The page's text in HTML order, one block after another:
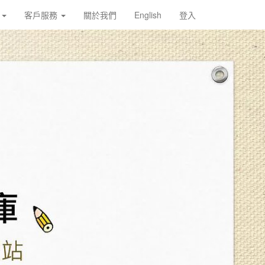
客戶服務 關於我們 English 登入